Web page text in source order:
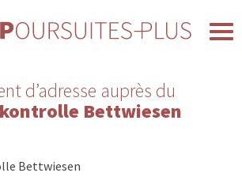
d’adresse auprès du
Bettwiesen
Bettwiesen